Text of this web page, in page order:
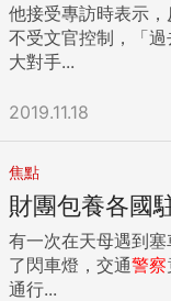
他接受專訪時表示
不受文官控制，「
大對手...
2019.11.18
焦點
財團包養各國
有一次在天母遇到
了閃車燈，交通警察
通行...